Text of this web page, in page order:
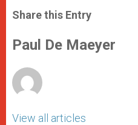
t
s
p
p
s
e
g
e
e
b
o
k
r
Share this Entry
Paul De Maeyer
View all articles